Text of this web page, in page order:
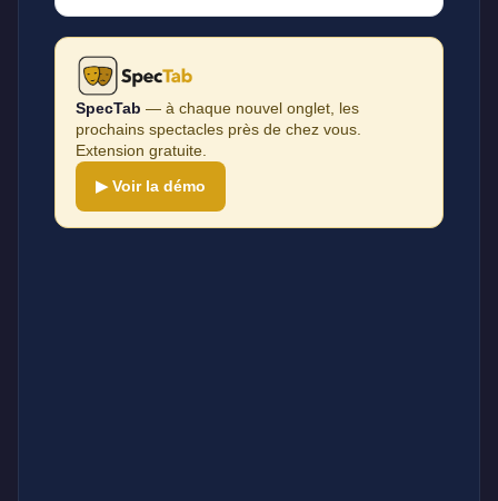
SpecTab — à chaque nouvel onglet, les
prochains spectacles près de chez vous.
Extension gratuite.
▶ Voir la démo